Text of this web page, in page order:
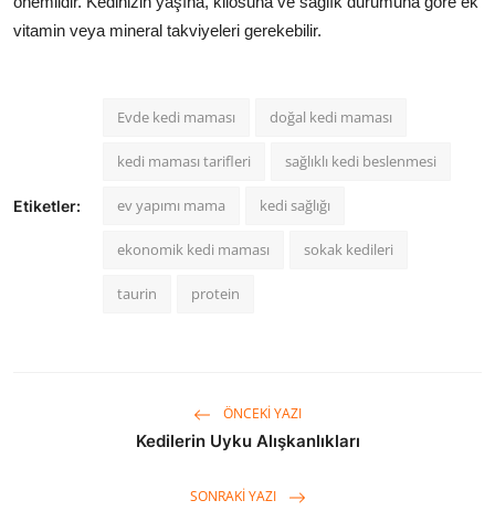
vitamin veya mineral takviyeleri gerekebilir.
Etiketler:
Evde kedi maması doğal kedi maması
kedi maması tarifleri sağlıklı kedi beslenmesi
ev yapımı mama kedi sağlığı
ekonomik kedi maması sokak kedileri
taurin protein
ÖNCEKI YAZI
Kedilerin Uyku Alışkanlıkları
SONRAKI YAZI